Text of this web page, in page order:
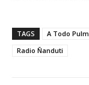
TAGS A Todo
Radio Ñanduti